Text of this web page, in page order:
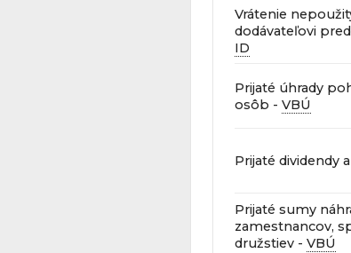
Vrátenie
dodávateľovi
ID
Prijaté úhrady
osôb - VBÚ
Prijaté dividendy
Prijaté sumy
zamestnancov,
družstiev - VBÚ